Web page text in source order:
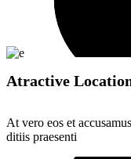
Atractive
At vero eos et
ditiis praesenti